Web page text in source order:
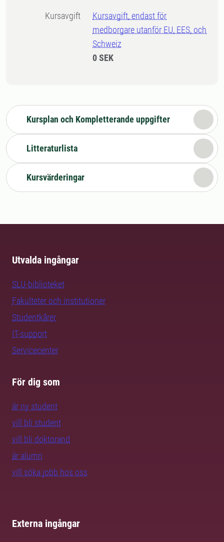
Kursavgift
Kursavgift, endast för
medborgare utanför EU, EES, och
Schweiz
0 SEK
Kursplan och Kompletterande uppgifter
Litteraturlista
Kursvärderingar
Utvalda ingångar
SLU-biblioteket
Fakulteter och institutioner
Studentkårer
IT-support
Servicecenter
För dig som
är ny student
vill bli student
vill bli doktorand
är alumn
vill söka jobb hos oss
Externa ingångar